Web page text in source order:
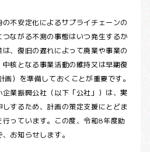
不安定化によるサプライチェーンの
ながる不測の事態はいつ発生するか
、復旧の遅れによって廃業や事業の
核となる事業活動の維持又は早期復
）を準備しておくことが重要です。
業振興公社（以下「公社」）は、実
するため、計画の策定支援にとどま
っています。この度、令和8年度助
お知らせします。